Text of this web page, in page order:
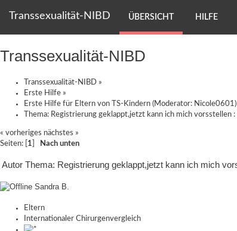
Transsexualität-NIBD ÜBERSICHT HILFE
Transsexualität-NIBD
Transsexualität-NIBD »
Erste Hilfe »
Erste Hilfe für Eltern von TS-Kindern (Moderator: Nicole0601
Thema: Registrierung geklappt,jetzt kann ich mich vorsstellen :
« vorheriges nächstes »
Seiten: [ 1 Nach unten
Autor Thema: Registrierung geklappt,jetzt kann ich mich
Sandra B.
Eltern
Internationaler Chirurgenvergleich